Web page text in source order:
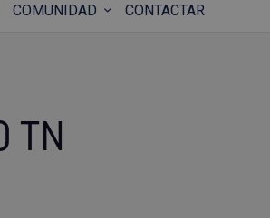
COMUNIDAD CONTACTAR
TN